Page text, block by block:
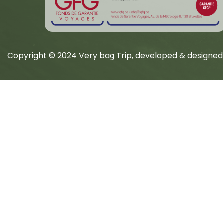
Copyright © 2024 Very bag Trip, developed &